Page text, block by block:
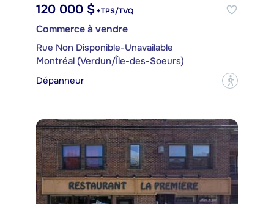
120 000 $ +TPS/TVQ
Commerce à vendre
Rue Non Disponible-Unavailable
Montréal (Verdun/Île-des-Soeurs)
Dépanneur
?